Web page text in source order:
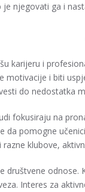
njegovati ga i
karijeru i
motivacije i biti
do nedostatka
fokusiraju na
da pomogne
klubove,
društvene
Interes za